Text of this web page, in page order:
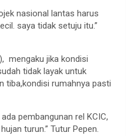
nasional lantas harus
saya tidak setuju itu.”
mengaku jika kondisi
tidak layak untuk
tiba,kondisi rumahnya pasti
pembangunan rel KCIC,
turun.” Tutur Pepen.